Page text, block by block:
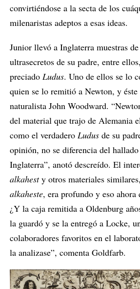
convirtiéndose a la secta de los
milenaristas adeptos a esas ideas.
Junior llevó a Inglaterra muestras
ultrasecretos de su padre, entre
preciado Ludus. Uno de ellos se lo
quien se lo remitió a Newton, y
naturalista John Woodward.
del material que trajo de Alemania
como el verdadero Ludus de su
opinión, no se diferencia del
Inglaterra”, anotó descreído. El
alkahesty otros materiales
alkaheste, era profundo y eso ahora
¿Y la caja remitida a Oldenburg
la guardó y se la entregó a Locke,
colaboradores favoritos en el
la analizase”, comenta Goldfarb.